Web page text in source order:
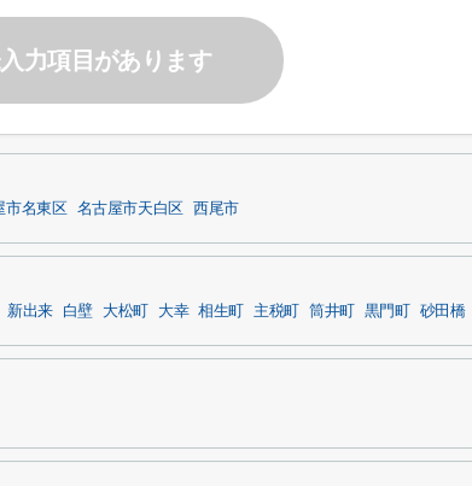
力項目があります
市名東区 名古屋市天白区 西尾市
新出来 白壁 大松町 大幸 相生町 主税町 筒井町 黒門町 砂田橋